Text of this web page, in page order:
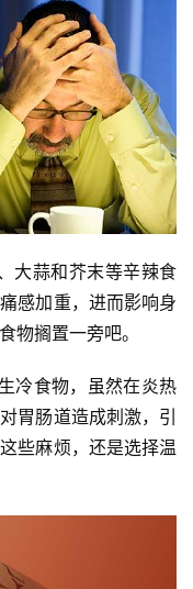
大蒜和芥末等辛辣食
感加重，进而影响身
物搁置一旁吧。
冷食物，虽然在炎热
胃肠道造成刺激，引
些麻烦，还是选择温